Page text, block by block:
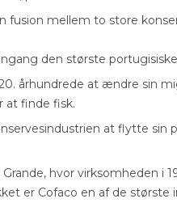
fusion mellem to store
den største
århundrede at ændre sin
at finde fisk.
at flytte sin
hvor virksomheden i
er Cofaco en af de